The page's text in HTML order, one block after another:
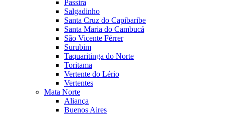
Passira
Salgadinho
Santa Cruz do Capibaribe
Santa Maria do Cambucá
São Vicente Férrer
Surubim
Taquaritinga do Norte
Toritama
Vertente do Lério
Vertentes
Mata Norte
Aliança
Buenos Aires